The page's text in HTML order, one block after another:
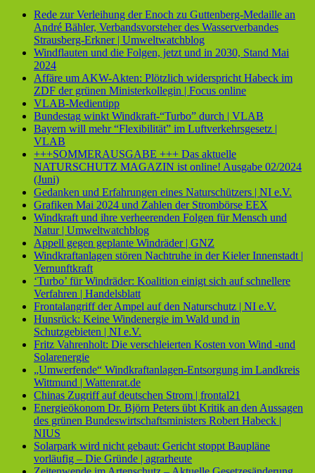
Rede zur Verleihung der Enoch zu Guttenberg-Medaille an
André Bähler, Verbandsvorsteher des Wasserverbandes
Strausberg-Erkner | Umweltwatchblog
Windflauten und die Folgen, jetzt und in 2030, Stand Mai
2024
Affäre um AKW-Akten: Plötzlich widerspricht Habeck im
ZDF der grünen Ministerkollegin | Focus online
VLAB-Medientipp
Bundestag winkt Windkraft-“Turbo” durch | VLAB
Bayern will mehr “Flexibilität” im Luftverkehrsgesetz |
VLAB
+++SOMMERAUSGABE +++ Das aktuelle
NATURSCHUTZ MAGAZIN ist online! Ausgabe 02/2024
(Juni)
Gedanken und Erfahrungen eines Naturschützers | NI e.V.
Grafiken Mai 2024 und Zahlen der Strombörse EEX
Windkraft und ihre verheerenden Folgen für Mensch und
Natur | Umweltwatchblog
Appell gegen geplante Windräder | GNZ
Windkraftanlagen stören Nachtruhe in der Kieler Innenstadt |
Vernunftkraft
‘Turbo’ für Windräder: Koalition einigt sich auf schnellere
Verfahren | Handelsblatt
Frontalangriff der Ampel auf den Naturschutz | NI e.V.
Hunsrück: Keine Windenergie im Wald und in
Schutzgebieten | NI e.V.
Fritz Vahrenholt: Die verschleierten Kosten von Wind -und
Solarenergie
„Umwerfende“ Windkraftanlagen-Entsorgung im Landkreis
Wittmund | Wattenrat.de
Chinas Zugriff auf deutschen Strom | frontal21
Energieökonom Dr. Björn Peters übt Kritik an den Aussagen
des grünen Bundeswirtschaftsministers Robert Habeck |
NIUS
Solarpark wird nicht gebaut: Gericht stoppt Baupläne
vorläufig – Die Gründe | agrarheute